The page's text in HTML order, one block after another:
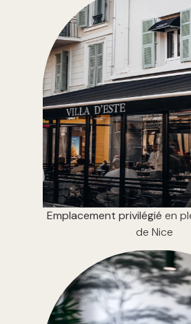
Emplacement privilégié en
de Nice